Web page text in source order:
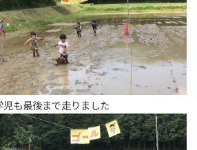
も最後まで走りました